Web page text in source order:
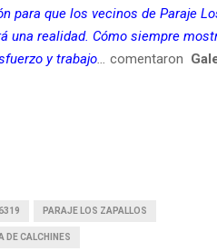
para que los vecinos de Paraje
una realidad. Cómo siempre
y trabajo… comentaron
PARAJE LOS ZAPALLOS
DE CALCHINES